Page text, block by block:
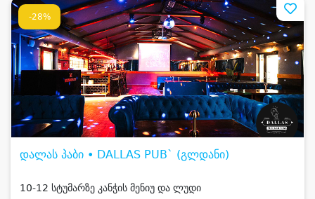
-28%
დალას პაბი • DALLAS PUB` (გლდანი)
10-12 სტუმარზე კანჭის მენიუ და ლუდი